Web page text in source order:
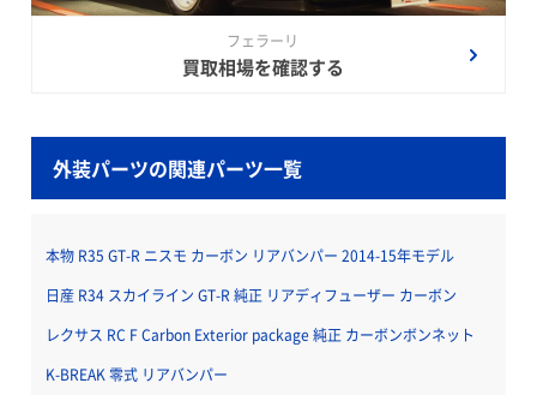
フェラーリ
買取相場を確認する
外装パーツの関連パーツ一覧
本物 R35 GT-R ニスモ カーボン リアバンパー 2014-15年モデル
日産 R34 スカイライン GT-R 純正 リアディフューザー カーボン
レクサス RC F Carbon Exterior package 純正 カーボンボンネット
K-BREAK 零式 リアバンパー